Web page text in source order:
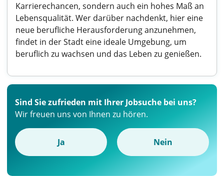
Karrierechancen, sondern auch ein hohes Maß an
Lebensqualität. Wer darüber nachdenkt, hier eine
neue berufliche Herausforderung anzunehmen,
findet in der Stadt eine ideale Umgebung, um
beruflich zu wachsen und das Leben zu genießen.
Sind Sie zufrieden mit Ihrer Jobsuche bei uns?
Wir freuen uns von Ihnen zu hören.
Ja Nein